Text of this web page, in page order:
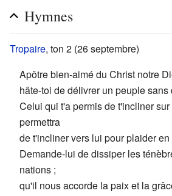
Hymnes
Tropaire, ton 2 (26 septembre)
Apôtre bien-aimé du Christ notre
hâte-toi de délivrer un peuple sans
Celui qui t'a permis de t'incliner
permettra
de t'incliner vers lui pour plaider en
Demande-lui de dissiper les
nations ;
qu'il nous accorde la paix et la